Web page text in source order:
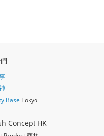
Base Tokyo
Concept HK